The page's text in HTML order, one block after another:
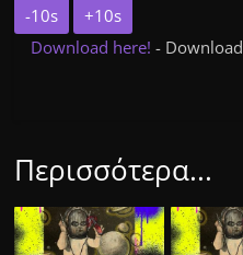
-10s
+10s
Download here!-
Περισσότερα...